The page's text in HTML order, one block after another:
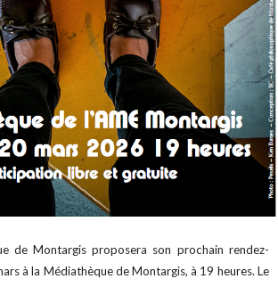
de Montargis proposera son prochain rendez-
à la Médiathèque de Montargis, à 19 heures. Le